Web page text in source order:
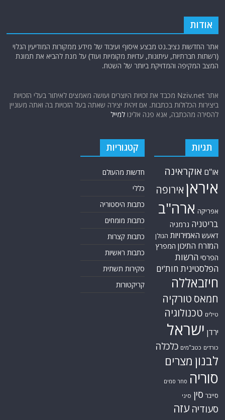
אודות
אתר החדשות נציב.נט מבצע איסוף ועיבוד של מידע ממקורות המודיעין הגלוי
(רשתות חברתיות, עיתונות, עדויות מקומיות ועוד) על מנת להביא את תמונת
המצב המקיפה והמדויקת ביותר של השטח.
אתר Nziv.net מכבד את זכויות היוצרים ועושה מאמצים לאיתור בעלי הזכויות
ביצירות הכלולות בכתבות. אם זיהית יצירה שאתה בעל הזכויות בה ואתה מעוניין
להסירה מהכתבה, אנא פנה אלינולמייל
תגיות
או"ם אוקראינה
איראן אירופה
אפריקה ארה"ב
בריטניה גרמניה
דאעש האמירויות הגולן
המזרח התיכון המפרץ
הפרסי הרשות
הפלסטינית חות'ים
חיזבאללה
חמאס טורקיה
טילים טכנולוגיה
ירדן ישראל
כורדים כטב"מים כלכלה
לבנון מצרים
סוריה סחר סמים
סייבר סין סיני
סעודיה עזה
קטגוריות
חדשות מהעולם
כללי
כתבות היסטוריה
כתבות מומחים
כתבות קצרות
כתבות ראשיות
סקירות תשתית
קריקטורות